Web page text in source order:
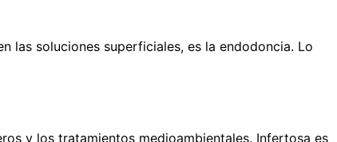
las soluciones superficiales, es la endodoncia. Lo
y los tratamientos medioambientales. Infertosa es